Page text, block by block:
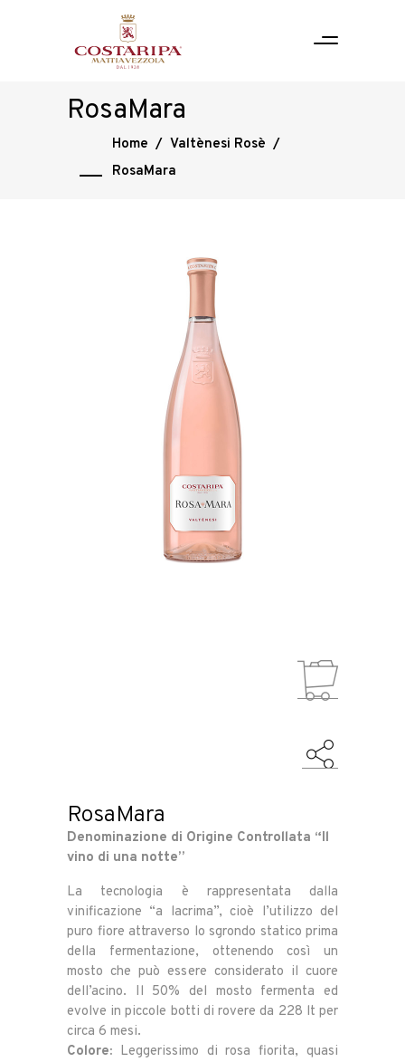
RosaMara
Home / Valtènesi Rosè /
RosaMara
RosaMara
Denominazione di Origine Controllata “Il
vino di una notte”
La tecnologia è rappresentata dalla
vinificazione “a lacrima”, cioè l’utilizzo del
puro fiore attraverso lo sgrondo statico prima
della fermentazione, ottenendo così un
mosto che può essere considerato il cuore
dell’acino. Il 50% del mosto fermenta ed
evolve in piccole botti di rovere da 228 lt per
circa 6 mesi.
Colore: Leggerissimo di rosa fiorita, quasi